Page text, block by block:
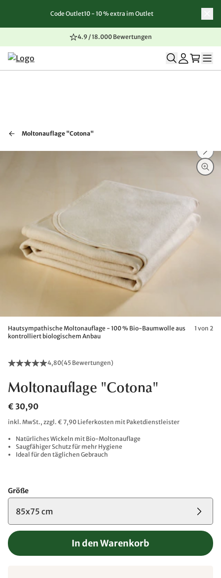
Zum Inhalt springen
Zur Navigation springen
Zum Seitenende springen
Code Outlet10 - 10 % extra im Outlet
4.9 / 18.000 Bewertungen
Moltonauflage "Cotona"
Hautsympathische Moltonauflage - 100 % Bio-Baumwolle aus
kontrolliert biologischem Anbau
1 von 2
4,80(45 Bewertungen)
Moltonauflage "Cotona"
€ 30,90
inkl. MwSt., zzgl. € 7,90 Lieferkosten mit Paketdienstleister
Natürliches Wickeln mit Bio-Moltonauflage
Saugfähiger Schutz für mehr Hygiene
Ideal für den täglichen Gebrauch
Größe
85x75 cm
In den Warenkorb